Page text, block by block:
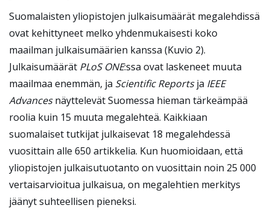
Suomalaisten yliopistojen julkaisumäärät megalehdissä
ovat kehittyneet melko yhdenmukaisesti koko
maailman julkaisumäärien kanssa (Kuvio 2).
Julkaisumäärät PLoS ONE:ssa ovat laskeneet muuta
maailmaa enemmän, ja Scientific Reportsja IEEE
Advancesnäyttelevät Suomessa hieman tärkeämpää
roolia kuin 15 muuta megalehteä. Kaikkiaan
suomalaiset tutkijat julkaisevat 18 megalehdessä
vuosittain alle 650 artikkelia. Kun huomioidaan, että
yliopistojen julkaisutuotanto on vuosittain noin 25 000
vertaisarvioitua julkaisua, on megalehtien merkitys
jäänyt suhteellisen pieneksi.